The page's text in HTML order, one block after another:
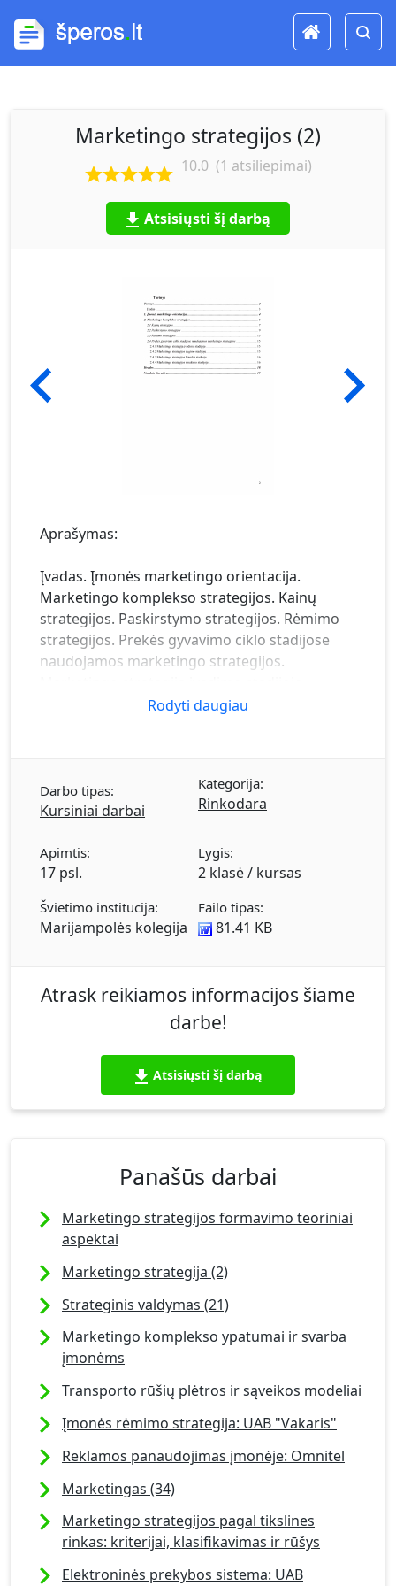
Marketingo strategijos (2)
10.0 (1 atsiliepimai)
Atsisiųsti šį darbą
Aprašymas:
Įvadas. Įmonės marketingo orientacija.
Marketingo komplekso strategijos. Kainų
strategijos. Paskirstymo strategijos. Rėmimo
strategijos. Prekės gyvavimo ciklo stadijose
naudojamos marketingo strategijos.
Marketingo strategijos augimo stadijoje.
Rodyti daugiau
Darbo tipas:
Kursiniai darbai
Kategorija:
Rinkodara
Apimtis:
17 psl.
Lygis:
2 klasė / kursas
Švietimo institucija:
Marijampolės kolegija
Failo tipas:
81.41 KB
Atrask reikiamos informacijos šiame
darbe!
Atsisiųsti šį darbą
Panašūs darbai
Marketingo strategijos formavimo teoriniai
aspektai
Marketingo strategija (2)
Strateginis valdymas (21)
Marketingo komplekso ypatumai ir svarba
įmonėms
Transporto rūšių plėtros ir sąveikos modeliai
Įmonės rėmimo strategija: UAB "Vakaris"
Reklamos panaudojimas įmonėje: Omnitel
Marketingas (34)
Marketingo strategijos pagal tikslines
rinkas: kriterijai, klasifikavimas ir rūšys
Elektroninės prekybos sistema: UAB